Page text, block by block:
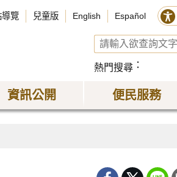
導覽 兒童版 English Español
熱門搜尋
資訊公開 便民服務